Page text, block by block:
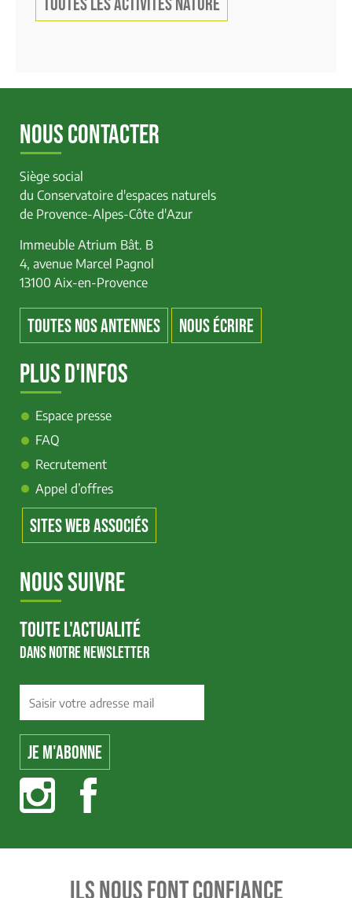
NOUS CONTACTER
Siège social
du Conservatoire d'espaces naturels
de Provence-Alpes-Côte d'Azur
Immeuble Atrium Bât. B
4, avenue Marcel Pagnol
13100 Aix-en-Provence
TOUTES NOS ANTENNES NOUS ÉCRIRE
PLUS D'INFOS
Espace presse
FAQ
Recrutement
Appel d’offres
SITES WEB ASSOCIÉS
NOUS SUIVRE
TOUTE L'ACTUALITÉ
DANS NOTRE NEWSLETTER